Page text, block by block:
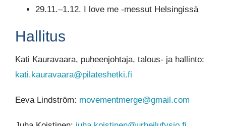
29.11.–1.12. I love me -messut Helsingissä
Hallitus
Kati Kauravaara, puheenjohtaja, talous- ja hallinto:
kati.kauravaara@pilateshetki.fi
Eeva Lindström: movementmerge@gmail.com